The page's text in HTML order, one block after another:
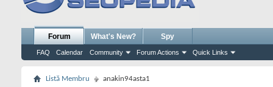
Forum
FAQ Calendar Community Forum Actions Quick Links
What's New? Spy
Listă Membru anakin94asta1